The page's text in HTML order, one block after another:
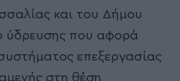
και του Δήμου
ύδρευσης που αφορά
επεξεργασίας
στη θέση